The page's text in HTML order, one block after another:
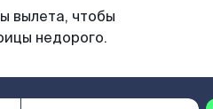
вылета, чтобы
недорого.